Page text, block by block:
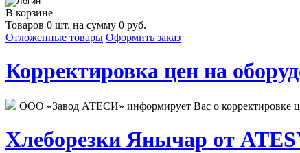
В корзине
Товаров 0 шт. на сумму 0 руб.
Отложенные товары Оформить заказ
Корректировка цен на
ООО «Завод АТЕСИ» информирует Вас о корректировке
Хлеборезки Янычар от